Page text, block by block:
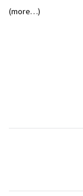
(more…)